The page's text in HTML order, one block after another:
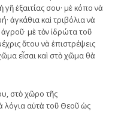
γῆ ἐξαιτίας σου· μὲ κόπο νὰ
ἀγκάθια καὶ τριβόλια νὰ
μὲ τὸν ἱδρώτα τοῦ
ὅτου νὰ ἐπιστρέψεις
εἶσαι καὶ στὸ χῶμα θὰ
στὸ χῶρο τῆς
λόγια αὐτὰ τοῦ Θεοῦ ὡς